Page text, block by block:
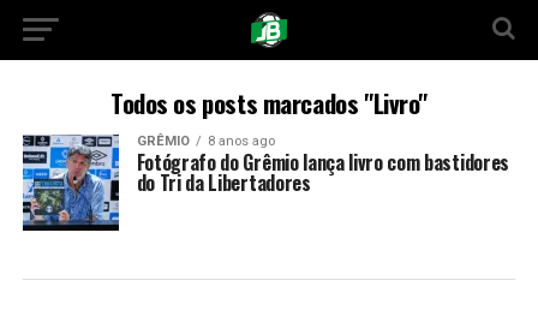
Todos os posts marcados "Livro"
GRÊMIO 8 anos ago
Fotógrafo do Grêmio lança livro com bastidores
do Tri da Libertadores